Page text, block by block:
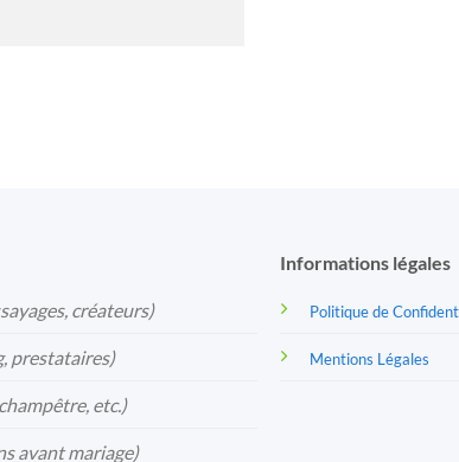
créateurs)
prestataires)
etc.)
avant mariage)
Informations légales
Politique de
Mentions Légales